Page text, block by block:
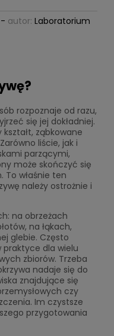
- autor: Laboratorium
rozpoznaje od razu,
się jej dokładniej.
ząbkowane
liście, jak i
parzącymi,
może skończyć się
właśnie ten
należy ostrożnie i
na obrzeżach
na łąkach,
glebie. Często
praktyce dla wielu
zbiorów. Trzeba
nadaje się do
znajdujące się
czy
Im czystsze
przygotowania